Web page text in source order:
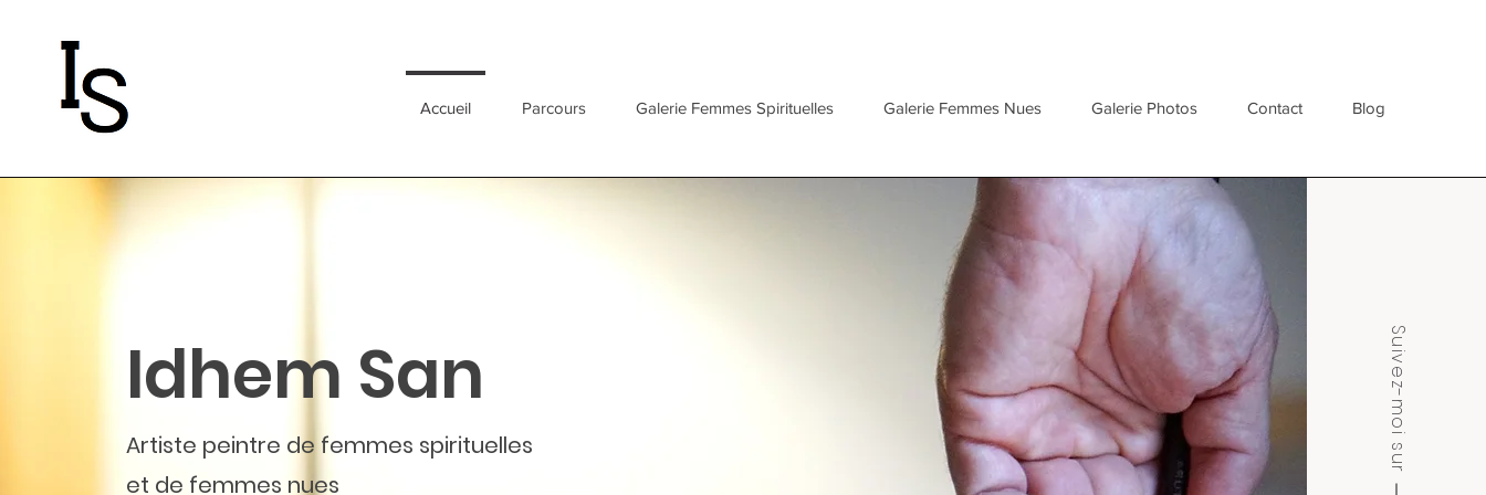
Accueil Parcours Galerie Femmes Spirituelles Galerie Femmes Nues Galerie Photos Contact Blog
Idhem San
Artiste peintre de femmes spirituelles
et de femmes nues
Suivez-moi sur